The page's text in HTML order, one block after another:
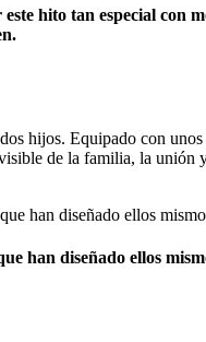
hito tan especial con
hijos. Equipado con
de la familia, la unión
han diseñado ellos